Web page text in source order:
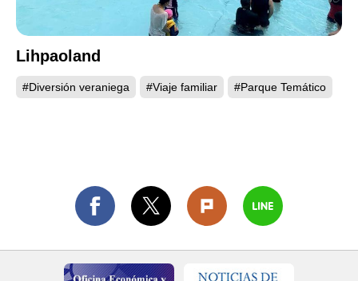
Lihpaoland
#Diversión veraniega #Viaje familiar #Parque Temático